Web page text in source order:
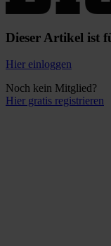
Dieser Artikel ist
Hier einloggen
Noch kein Mitglied?
Hier gratis registrieren